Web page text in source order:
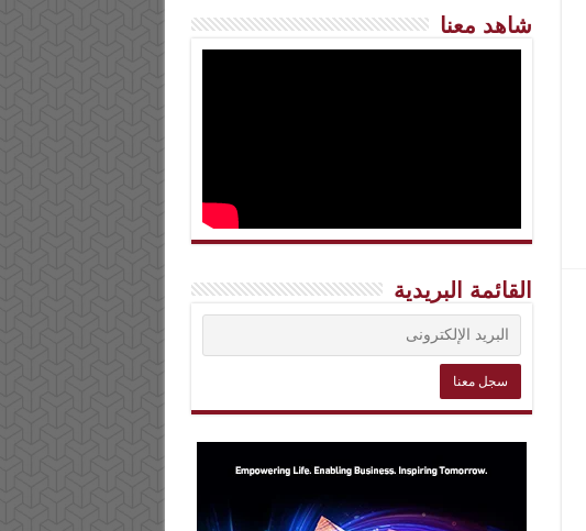
شاهد معنا
القائمة البريدية